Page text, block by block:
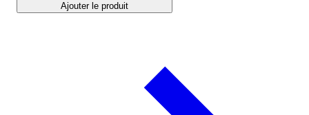
Ajouter le produit